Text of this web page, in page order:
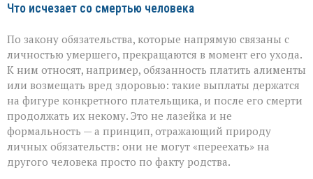
Что исчезает со смертью человека
По закону обязательства, которые напрямую связаны с
личностью умершего, прекращаются в момент его ухода.
К ним относят, например, обязанность платить алименты
или возмещать вред здоровью: такие выплаты держатся
на фигуре конкретного плательщика, и после его смерти
продолжать их некому. Это не лазейка и не
формальность — а принцип, отражающий природу
личных обязательств: они не могут «переехать» на
другого человека просто по факту родства.